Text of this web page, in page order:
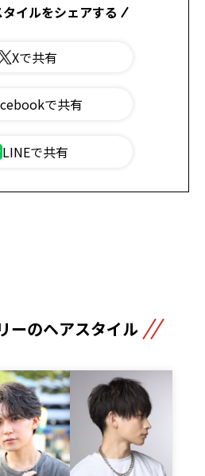
イルをシェアする
Xで共有
で共有
LINEで共有
ーのヘアスタイル